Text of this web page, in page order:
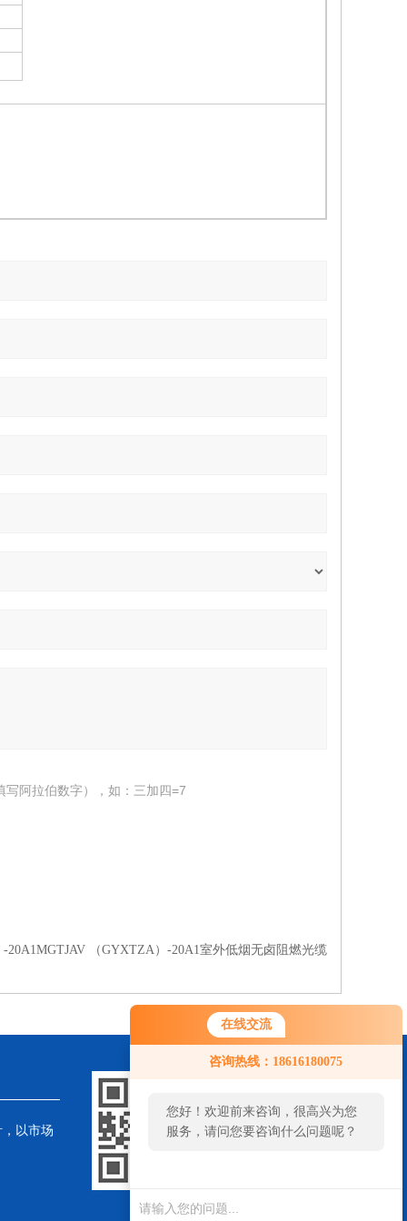
在线交流
咨询热线：18616180075
您好！欢迎前来咨询，很高兴为您
服务，请问您要咨询什么问题呢？
写阿拉伯数字），如：三加四=7
20A1MGTJAV （GYXTZA）-20A1室外低烟无卤阻燃光缆
以市场